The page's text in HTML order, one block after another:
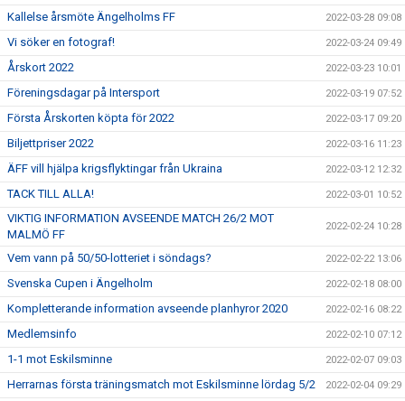
Kallelse årsmöte Ängelholms FF 2022-03-28 09:08
Vi söker en fotograf! 2022-03-24 09:49
Årskort 2022 2022-03-23 10:01
Föreningsdagar på Intersport 2022-03-19 07:52
Första Årskorten köpta för 2022 2022-03-17 09:20
Biljettpriser 2022 2022-03-16 11:23
ÄFF vill hjälpa krigsflyktingar från Ukraina 2022-03-12 12:32
TACK TILL ALLA! 2022-03-01 10:52
VIKTIG INFORMATION AVSEENDE MATCH 26/2 MOT
MALMÖ FF
2022-02-24 10:28
Vem vann på 50/50-lotteriet i söndags? 2022-02-22 13:06
Svenska Cupen i Ängelholm 2022-02-18 08:00
Kompletterande information avseende planhyror 2020 2022-02-16 08:22
Medlemsinfo 2022-02-10 07:12
1-1 mot Eskilsminne 2022-02-07 09:03
Herrarnas första träningsmatch mot Eskilsminne lördag 5/2 2022-02-04 09:29